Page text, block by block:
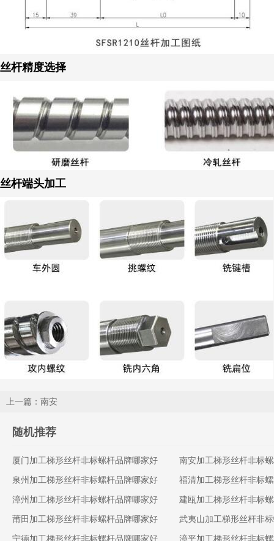
丝杆精度选择
丝杆端头加工
上一篇：南安
随机推荐
厦门加工梯形丝杆非标螺杆品牌哪家好 南安加工梯形丝杆非标
泉州加工梯形丝杆非标螺杆品牌哪家好 福清加工梯形丝杆非标
漳州加工梯形丝杆非标螺杆品牌哪家好 建瓯加工梯形丝杆非标
莆田加工梯形丝杆非标螺杆品牌哪家好 武夷山加工梯形丝杆非
宁德加工梯形丝杆非标螺杆品牌哪家好 漳平加工梯形丝杆非标